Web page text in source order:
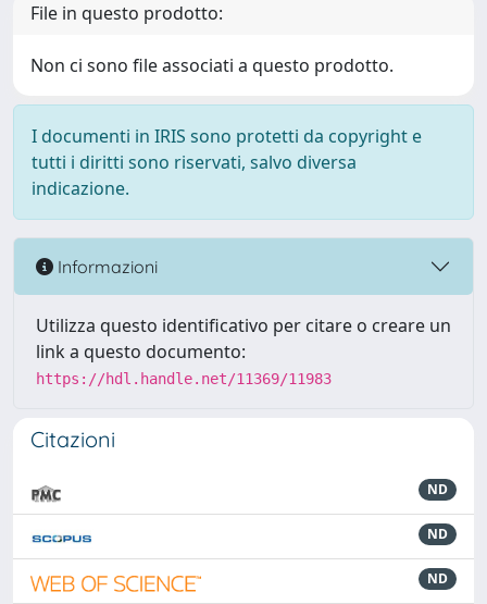
File in questo prodotto:
Non ci sono file associati a questo prodotto.
I documenti in IRIS sono protetti da copyright e
tutti i diritti sono riservati, salvo diversa
indicazione.
Informazioni
Utilizza questo identificativo per citare o creare un
link a questo documento:
https://hdl.handle.net/11369/11983
Citazioni
ND
ND
ND